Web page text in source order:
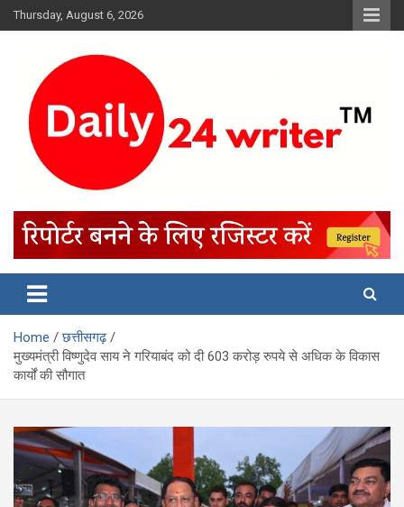
Skip
to
Thursday, August 6, 2026
Home
छत्तीसगढ़
मुख्यमंत्री विष्णुदेव साय ने गरियाबंद को दी 603 करोड़ रुपये से अधिक के विकास
कार्यों की सौगात